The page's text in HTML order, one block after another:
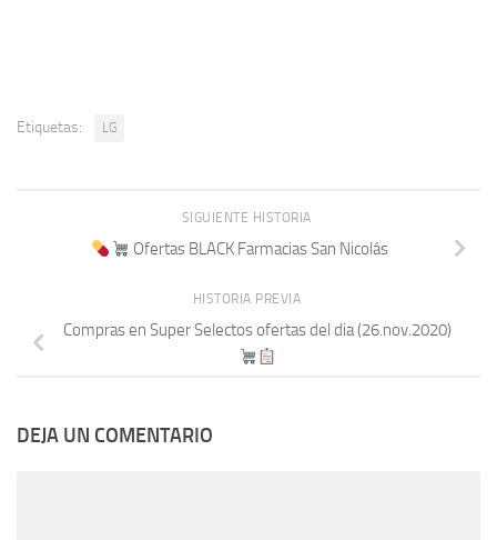
Etiquetas: LG
SIGUIENTE HISTORIA
Ofertas BLACK Farmacias San Nicolás
HISTORIA PREVIA
Compras en Super Selectos ofertas del dia (26.nov.2020)
DEJA UN COMENTARIO